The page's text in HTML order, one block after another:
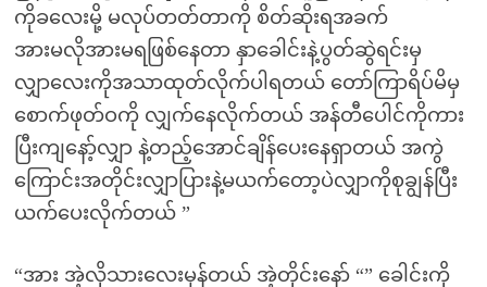
ကိုခလေးမို့ မလုပ်တတ်တာကို စိတ်ဆိုးရအခက်
အားမလိုအားမရဖြစ်နေတာ နှာခေါင်းနဲ့ပွတ်ဆွဲရင်းမှ
လျှာလေးကိုအသာထုတ်လိုက်ပါရတယ် တော်ကြာရိပ်မိမှ
စောက်ဖုတ်ဝကို လျှက်နေလိုက်တယ် အန်တီပေါင်ကိုကား
ပြီးကျနော့်လျှာ နဲ့တည့်အောင်ချိန်ပေးနေရှာတယ် အကွဲ
ကြောင်းအတိုင်းလျှာပြားနဲ့မယက်တော့ပဲလျှာကိုစုချွန်ပြီး
ယက်ပေးလိုက်တယ် ”
“အား အဲ့လိုသားလေးမှန်တယ် အဲ့တိုင်းနော် “” ခေါင်းကို